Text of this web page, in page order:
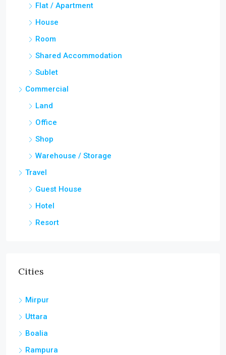
Flat / Apartment
House
Room
Shared Accommodation
Sublet
Commercial
Land
Office
Shop
Warehouse / Storage
Travel
Guest House
Hotel
Resort
Cities
Mirpur
Uttara
Boalia
Rampura